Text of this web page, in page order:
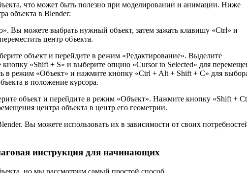
что может быть полезно при моделировании и анимации. Ниже
объекта в Blender:
Вы можете выбрать нужный объект, затем зажать клавишу «Ctrl» и
центр объекта.
объект и перейдите в режим «Редактирование». Выделите
«Shift + S» и выберите опцию «Cursor to Selected» для
в режим «Объект» и нажмите кнопку «Ctrl + Alt + Shift + C» для
в положение курсора.
объект и перейдите в режим «Объект». Нажмите кнопку «Shift +
центра объекта в центр его геометрии.
Вы можете использовать их в зависимости от своих
инструкция для начинающих
но мы рассмотрим самый простой способ.